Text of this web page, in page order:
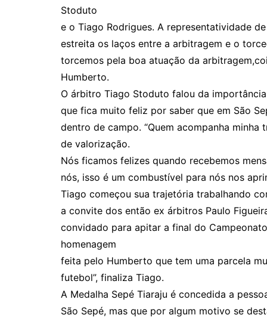
Stoduto
e o Tiago Rodrigues. A representatividade
estreita os laços entre a arbitragem e o
torcemos pela boa atuação da
Humberto.
O árbitro Tiago Stoduto falou da
que fica muito feliz por saber que em São
dentro de campo. “Quem acompanha
de valorização.
Nós ficamos felizes quando recebemos
nós, isso é um combustível para nós nos
Tiago começou sua trajetória trabalhando
a convite dos então ex árbitros Paulo
convidado para apitar a final do
homenagem
feita pelo Humberto que tem uma parcela
futebol”, finaliza Tiago.
A Medalha Sepé Tiaraju é concedida a
São Sepé, mas que por algum motivo se